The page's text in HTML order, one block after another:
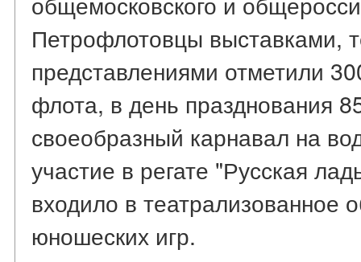
Петрофлотовцы выставками,
представлениями отметили
флота, в день празднования
своеобразный карнавал на
участие в регате "Русская
входило в
юношеских игр.